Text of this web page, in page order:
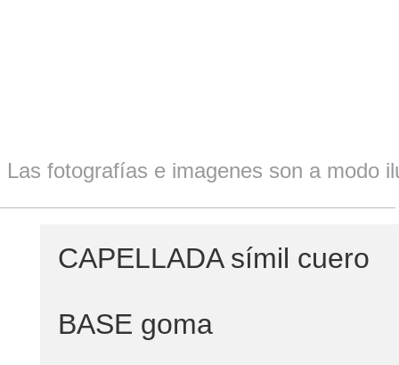
Las fotografías e imagenes son a modo
CAPELLADA símil cuero
BASE goma